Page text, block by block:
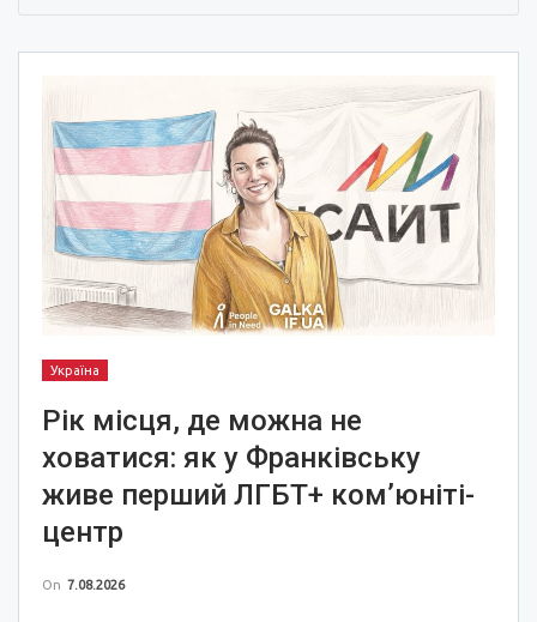
Україна
Рік місця, де можна не
ховатися: як у Франківську
живе перший ЛГБТ+ ком’юніті-
центр
On 7.08.2026